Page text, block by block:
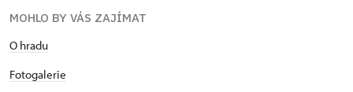
MOHLO BY VÁS ZAJÍMAT
O hradu
Fotogalerie